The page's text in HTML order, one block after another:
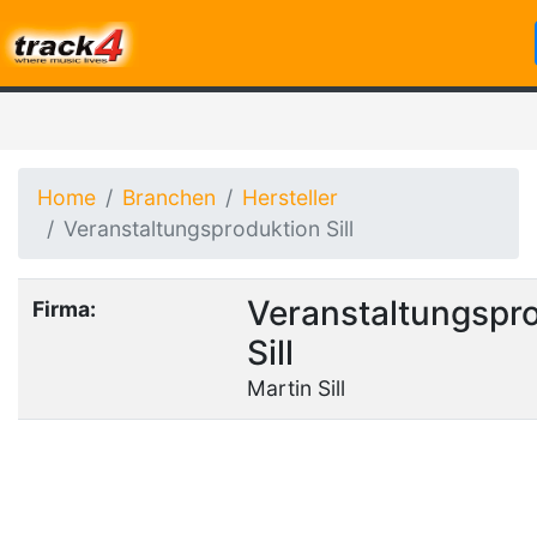
Home Branchen
Hersteller
Veranstaltungsproduktion Sill
Firma:
Sill
Martin Sill